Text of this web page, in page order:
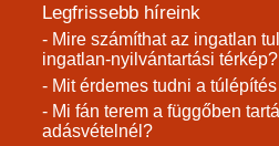
Legfrissebb híreink
- Mire számíthat az ingatlan
ingatlan-nyilvántartási térkép?
- Mit érdemes tudni a
- Mi fán terem a függőben
adásvételnél?